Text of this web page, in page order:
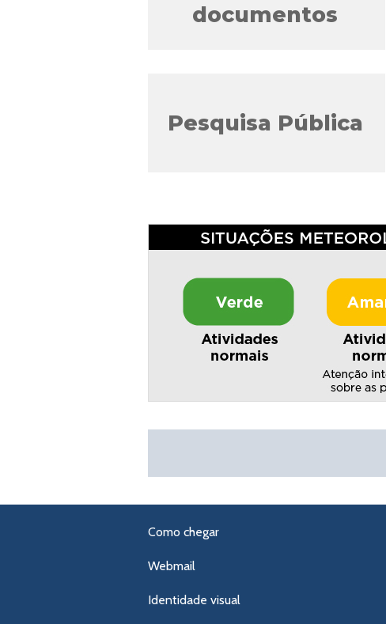
documentos
Pesquisa Pública
Como chegar
Webmail
Identidade visual